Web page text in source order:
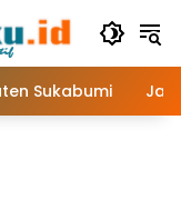
Sukabumi